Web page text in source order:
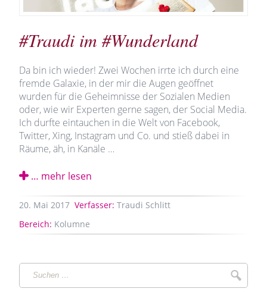
#Traudi im #Wunderland
Da bin ich wieder! Zwei Wochen irrte ich durch eine
fremde Galaxie, in der mir die Augen geöffnet
wurden für die Geheimnisse der Sozialen Medien
oder, wie wir Experten gerne sagen, der Social Media.
Ich durfte eintauchen in die Welt von Facebook,
Twitter, Xing, Instagram und Co. und stieß dabei in
Räume, äh, in Kanäle …
… mehr lesen
20. Mai 2017 Verfasser: Traudi Schlitt
Bereich: Kolumne
Suchen
…